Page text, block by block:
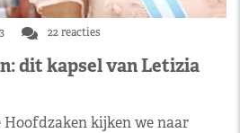
22 reacties
dit kapsel van Letizia
kijken we naar